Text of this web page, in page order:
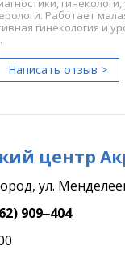
гинекологи,
Работает
гинекология и
Написать отзыв >
центр
ул.
909‒404